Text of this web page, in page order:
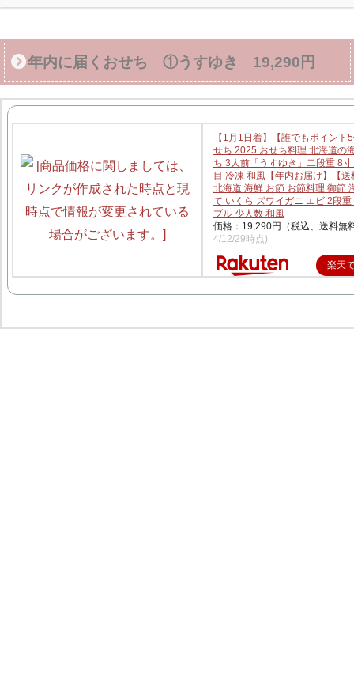
年内に届くおせち ①うすゆき 19,290円
【1月1日着】【誰でもポイント
せち 2025 おせち料理 北海道の
ち 3人前「うすゆき」二段重 8
目 冷凍 和風【年内お届け】【送
北海道 海鮮 お節 お節料理 御節
て いくら ズワイガニ エビ 2段重
ブル 少人数 和風
価格：19,290円（税込、送料無
4/12/29時点)
楽天